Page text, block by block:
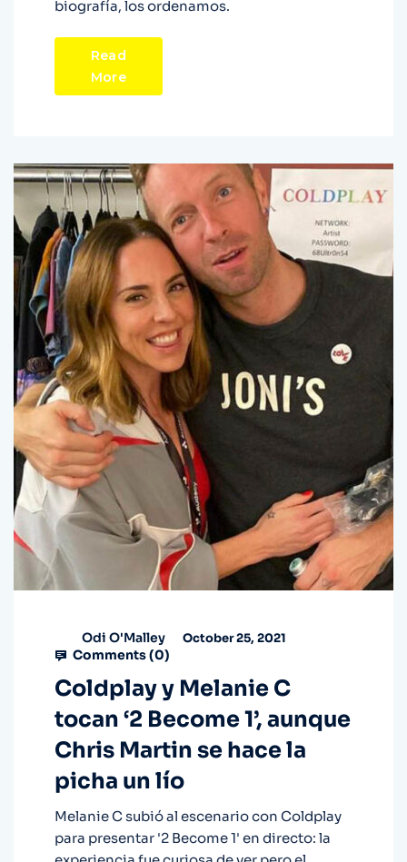
biografía, los ordenamos.
Read
More
Odi O'Malley October 25, 2021
Comments (0)
Coldplay y Melanie C
tocan ‘2 Become 1’, aunque
Chris Martin se hace la
picha un lío
Melanie C subió al escenario con Coldplay
para presentar '2 Become 1' en directo: la